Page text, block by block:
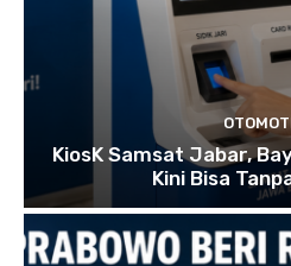
KiosK Samsat Jabar,
Kini Bisa